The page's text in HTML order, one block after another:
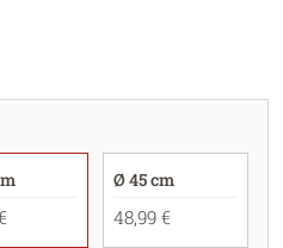
Ø 45 cm
48,99 €